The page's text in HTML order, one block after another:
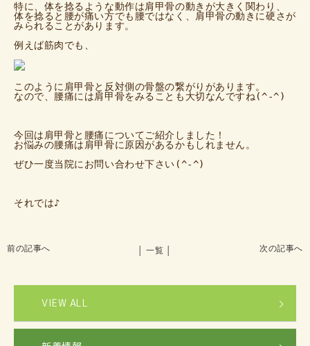
特に、体を捻るような動作は肩甲骨の動きが大きく関わり、
体を捻ると腰が痛い方でも腰ではなく、肩甲骨の動きに硬さが
みられることがあります。
例えば筋肉でも、
このように肩甲骨と反対側の骨盤の繋がりがあります。
なので、腰痛には肩甲骨をみることも大切なんですね(^-^)
今回は肩甲骨と腰痛についてご紹介しました！
お悩みの腰痛は肩甲骨に原因があるかもしれません。
ぜひ一度当院にお問い合わせ下さい(^-^)
それでは♪
前の記事へ 次の記事へ
│ 一覧 │
VIEW ALL